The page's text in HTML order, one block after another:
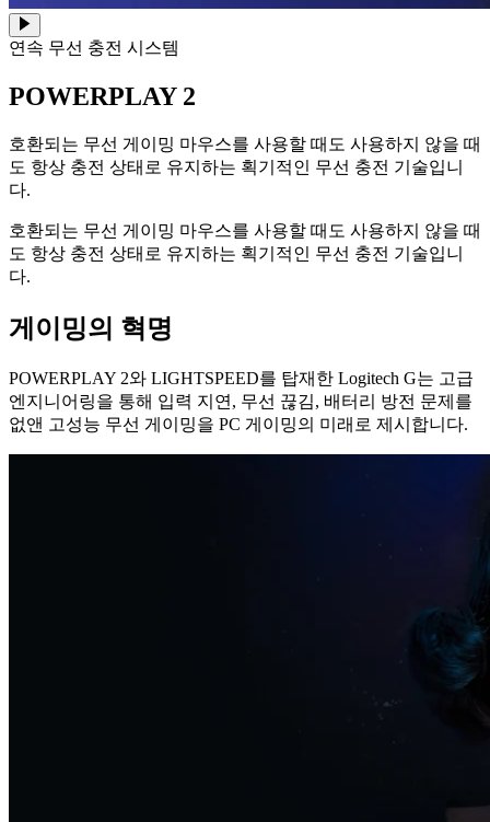
연속 무선 충전 시스템
POWERPLAY 2
호환되는 무선 게이밍 마우스를 사용할 때도 사용하지 않을 때
도 항상 충전 상태로 유지하는 획기적인 무선 충전 기술입니
다.
호환되는 무선 게이밍 마우스를 사용할 때도 사용하지 않을 때
도 항상 충전 상태로 유지하는 획기적인 무선 충전 기술입니
다.
게이밍의 혁명
POWERPLAY 2와 LIGHTSPEED를 탑재한 Logitech G는 고급
엔지니어링을 통해 입력 지연, 무선 끊김, 배터리 방전 문제를
없앤 고성능 무선 게이밍을 PC 게이밍의 미래로 제시합니다.